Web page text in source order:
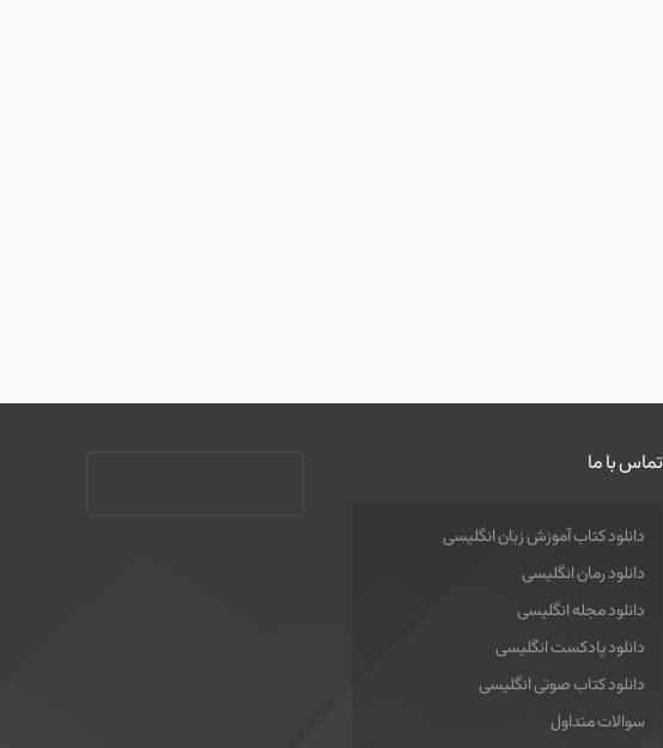
تماس با ما
دانلود کتاب آموزش زبان انگلیسی
دانلود رمان انگلیسی
دانلود مجله انگلیسی
دانلود پادکست انگلیسی
دانلود کتاب صوتی انگلیسی
سوالات متداول